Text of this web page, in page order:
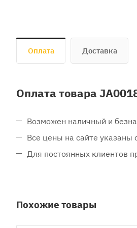
Оплата Доставка
Оплата товара
Возможен наличный и
Все цены на сайте указаны
Для постоянных клиентов
Похожие товары